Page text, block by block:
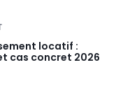
locatif :
cas concret 2026